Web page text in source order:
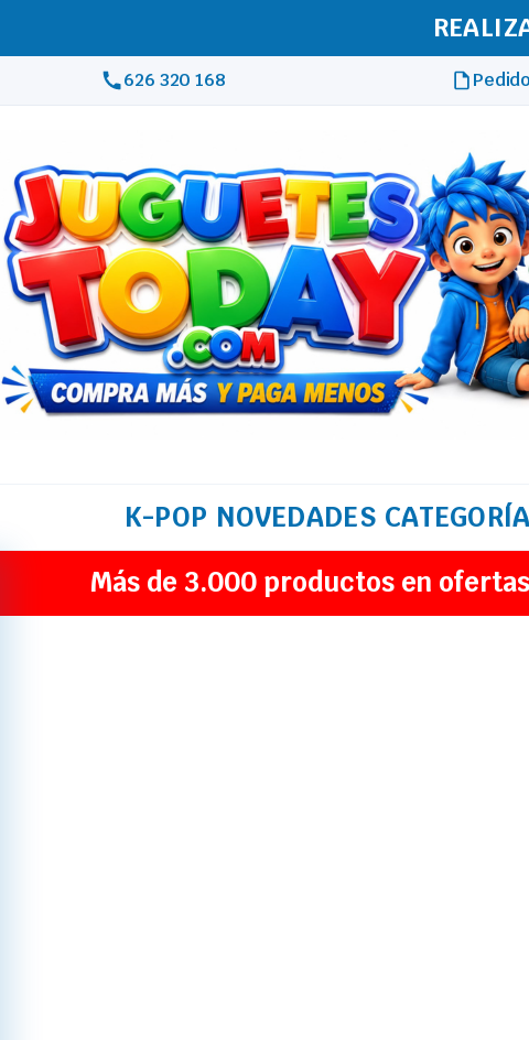
626 320 168
K-POP NOVEDADES
Más de 3.000 productos en